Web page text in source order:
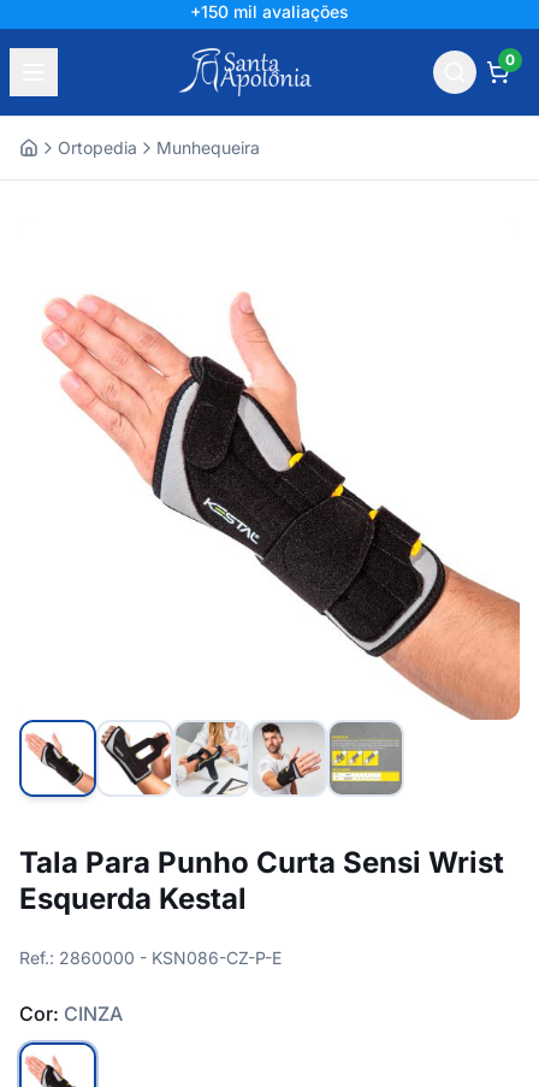
+150 mil avaliações
0
Ortopedia Munhequeira
Tala Para Punho Curta Sensi Wrist
Esquerda Kestal
Ref.: 2860000 - KSN086-CZ-P-E
Cor: CINZA